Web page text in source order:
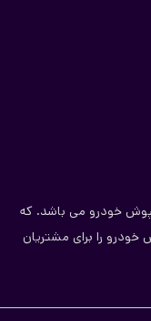
خودرو می باشد. که
را برای مشتریان